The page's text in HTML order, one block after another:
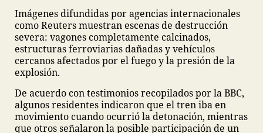
Imágenes difundidas por agencias internacionales
como Reuters muestran escenas de destrucción
severa: vagones completamente calcinados,
estructuras ferroviarias dañadas y vehículos
cercanos afectados por el fuego y la presión de la
explosión.
De acuerdo con testimonios recopilados por la BBC,
algunos residentes indicaron que el tren iba en
movimiento cuando ocurrió la detonación, mientras
que otros señalaron la posible participación de un